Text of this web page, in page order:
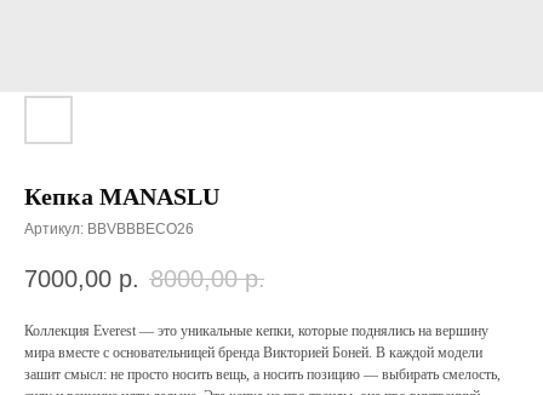
Кепка MANASLU
Артикул: BBVBBBECO26
7000,00 р. 8000,00 р.
Коллекция Everest — это уникальные кепки, которые поднялись на вершину
мира вместе с основательницей бренда Викторией Боней. В каждой модели
зашит смысл: не просто носить вещь, а носить позицию — выбирать смелость,